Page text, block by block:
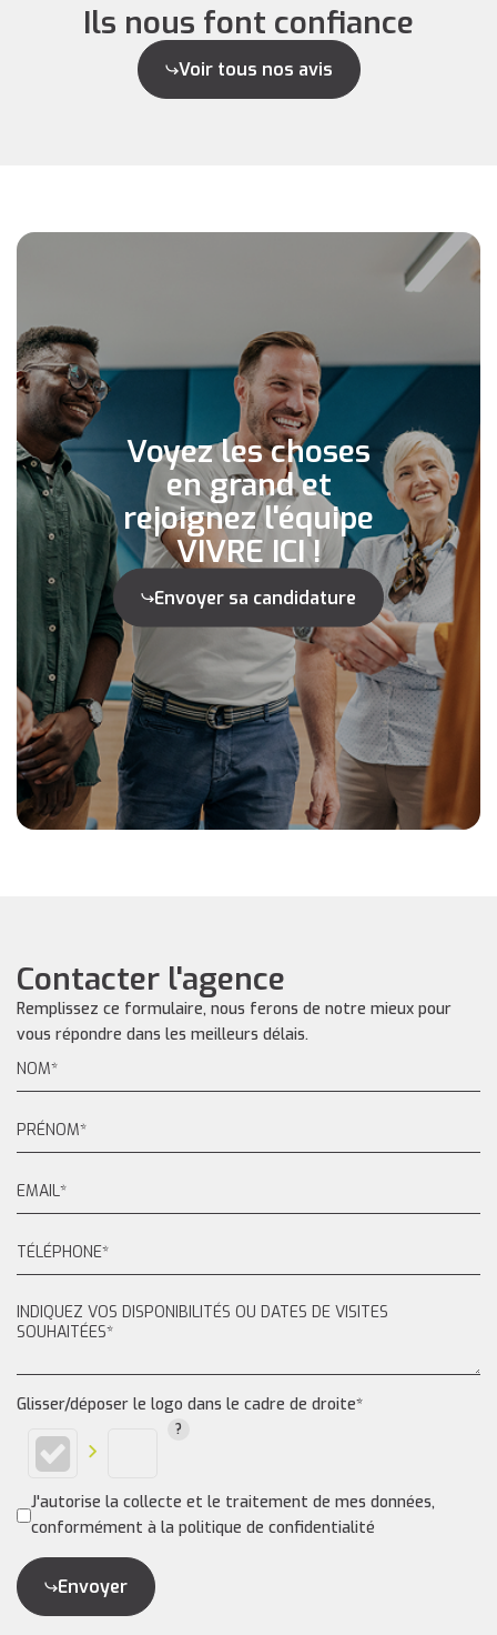
Ils nous font confiance
Voir tous nos avis
Voyez les choses
en grand et
rejoignez l'équipe
VIVRE ICI !
Envoyer sa candidature
Contacter l'agence
Remplissez ce formulaire, nous ferons de notre mieux pour
vous répondre dans les meilleurs délais.
Glisser/déposer le logo dans le cadre de droite*
J'autorise la collecte et le traitement de mes données,
conformément à la politique de confidentialité
Envoyer